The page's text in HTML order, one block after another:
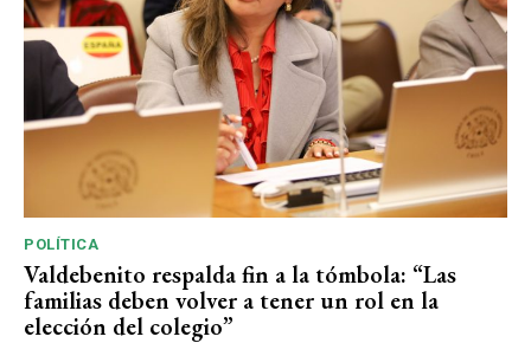
POLÍTICA
Valdebenito respalda fin a la tómbola: “Las
familias deben volver a tener un rol en la
elección del colegio”